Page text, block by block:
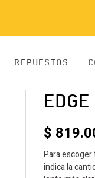
REPUESTOS
EDGE
$
Para escoger
indica la